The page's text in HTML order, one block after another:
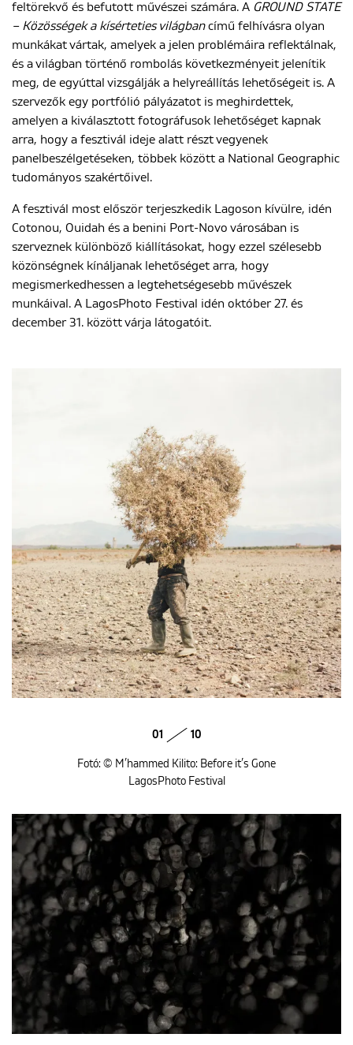
feltörekvő és befutott művészei számára. A GROUND STATE
– Közösségek a kísérteties világbancímű felhívásra olyan
munkákat vártak, amelyek a jelen problémáira reflektálnak,
és a világban történő rombolás következményeit jelenítik
meg, de egyúttal vizsgálják a helyreállítás lehetőségeit is. A
szervezők egy portfólió pályázatot is meghirdettek,
amelyen a kiválasztott fotográfusok lehetőséget kapnak
arra, hogy a fesztivál ideje alatt részt vegyenek
panelbeszélgetéseken, többek között a National Geographic
tudományos szakértőivel.
A fesztivál most először terjeszkedik Lagoson kívülre, idén
Cotonou, Ouidah és a benini Port-Novo városában is
szerveznek különböző kiállításokat, hogy ezzel szélesebb
közönségnek kínáljanak lehetőséget arra, hogy
megismerkedhessen a legtehetségesebb művészek
munkáival. A LagosPhoto Festival idén október 27. és
december 31. között várja látogatóit.
01 10
Fotó: © M’hammed Kilito: Before it’s Gone
LagosPhoto Festival